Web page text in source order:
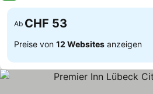
Ab CHF 53
Preise von 12 Websites anzeigen